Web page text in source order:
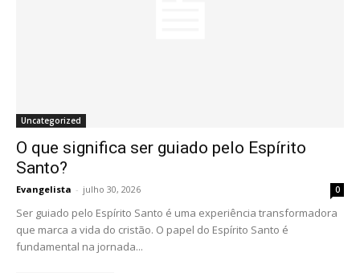
Uncategorized
O que significa ser guiado pelo Espírito
Santo?
Evangelista - julho 30, 2026 0
Ser guiado pelo Espírito Santo é uma experiência transformadora
que marca a vida do cristão. O papel do Espírito Santo é
fundamental na jornada...